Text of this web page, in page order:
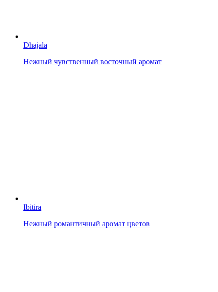
Dhajala
Нежный чувственный восточный аромат
Ibitira
Нежный романтичный аромат цветов